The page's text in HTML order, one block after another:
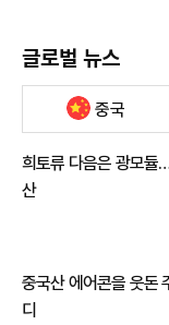
글로벌 뉴스
중국
희토류 다음은 광모듈
산
중국산 에어콘을 웃돈
디